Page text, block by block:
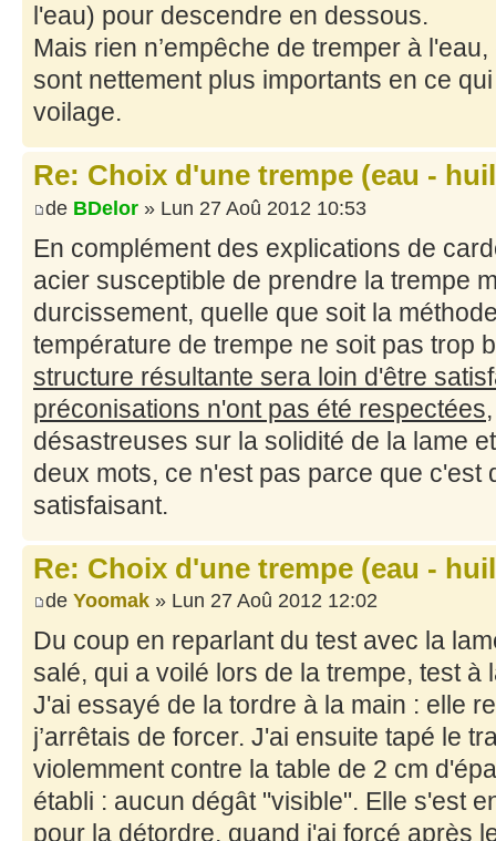
l'eau) pour descendre en dessous.
Mais rien n’empêche de tremper à
sont nettement plus importants en ce
voilage.
Re: Choix d'une trempe (eau -
de BDelor » Lun 27 Aoû 2012 10:53
En complément des explications de
acier susceptible de prendre la trempe
durcissement, quelle que soit la
température de trempe ne soit pas trop
structure résultante sera loin d'être
préconisations n'ont pas été respectées
désastreuses sur la solidité de la lame
deux mots, ce n'est pas parce que c'est
satisfaisant.
Re: Choix d'une trempe (eau -
de Yoomak » Lun 27 Aoû 2012 12:02
Du coup en reparlant du test avec la
salé, qui a voilé lors de la trempe, test à
J'ai essayé de la tordre à la main : elle
j’arrêtais de forcer. J'ai ensuite tapé le
violemment contre la table de 2 cm
établi : aucun dégât "visible". Elle s'est
pour la détordre, quand j'ai forcé après